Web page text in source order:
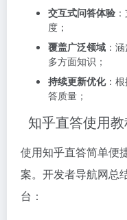
交互式问答体验
度；
覆盖广泛领域 ：
多方面知识；
持续更新优化：
答质量；
知乎直答使用
使用知乎直答简单便
案。开发者导航网总
台：